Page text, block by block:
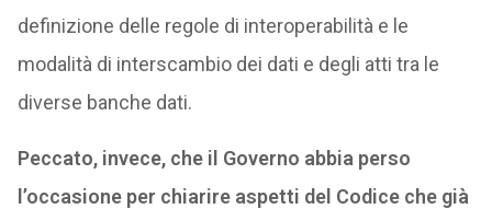
definizione delle regole di interoperabilità e le
modalità di interscambio dei dati e degli atti tra le
diverse banche dati.
Peccato, invece, che il Governo abbia perso
l’occasione per chiarire aspetti del Codice che già